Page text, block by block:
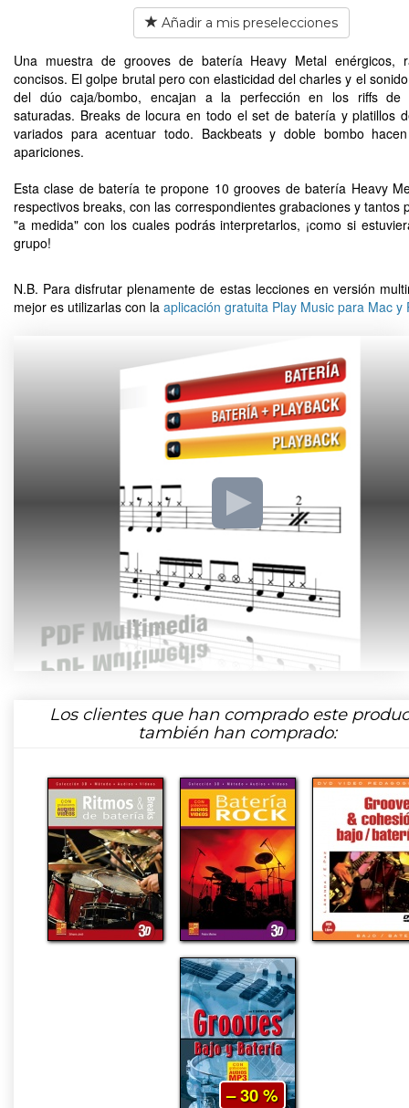
Añadir a mis preselecciones
Una muestra de grooves de batería Heavy Metal enérgicos,
concisos. El golpe brutal pero con elasticidad del charles y el
del dúo caja/bombo, encajan a la perfección en los riffs de
saturadas. Breaks de locura en todo el set de batería y platillos
variados para acentuar todo. Backbeats y doble bombo
apariciones.
Esta clase de batería te propone 10 grooves de batería Heavy
respectivos breaks, con las correspondientes grabaciones y tantos
"a medida" con los cuales podrás interpretarlos, ¡como si
grupo!
N.B. Para disfrutar plenamente de estas lecciones en versión
mejor es utilizarlas con la aplicación gratuita Play Music para Mac y
Los clientes que han comprado este
también han comprado:
– 30 %